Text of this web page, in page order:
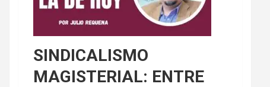
SINDICALISMO
MAGISTERIAL: ENTRE